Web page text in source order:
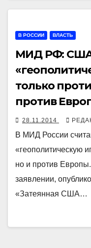
В РОССИИ ВЛАСТЬ
МИД РФ: США
только
против
28.11.2014
В МИД России
«геополитическую
но и против
заявлении,
«Затеянная США…